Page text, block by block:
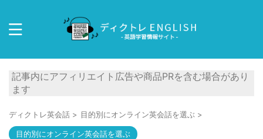
記事内にアフィリエイト広告や商品PRを含む場合があり
ます
ディクトレ英会話 > 目的別にオンライン英会話を選ぶ >
目的別にオンライン英会話を選ぶ